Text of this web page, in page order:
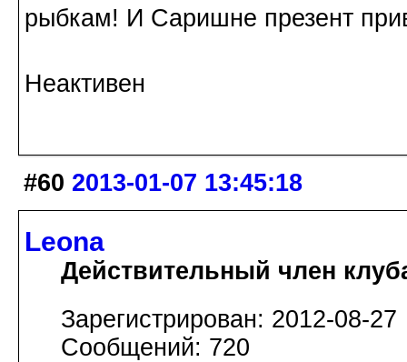
рыбкам! И Саришне презент
Неактивен
#60 2013-01-07 13:45:18
Leona
Действительный член
Зарегистрирован: 2012-08-27
Сообщений: 720